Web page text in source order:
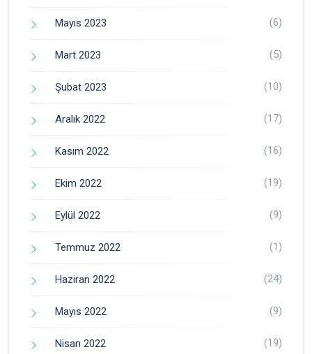
Mayıs 2023 (6)
Mart 2023 (5)
Şubat 2023 (10)
Aralık 2022 (17)
Kasım 2022 (16)
Ekim 2022 (19)
Eylül 2022 (9)
Temmuz 2022 (1)
Haziran 2022 (24)
Mayıs 2022 (9)
Nisan 2022 (19)